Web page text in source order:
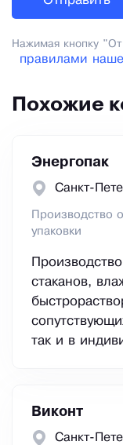
Нажимая кнопку
правилами
Похожие
Энергопак
Санкт-
Производство
упаковки
стаканов,
так и в
Виконт
Санкт-